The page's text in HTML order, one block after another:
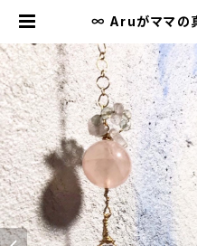
∞ Aruがママ